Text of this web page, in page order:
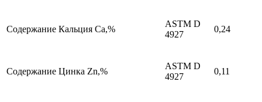
Содержание Кальция Ca,%
ASTM D
4927
0,24
Содержание Цинка Zn,%
ASTM D
4927
0,11